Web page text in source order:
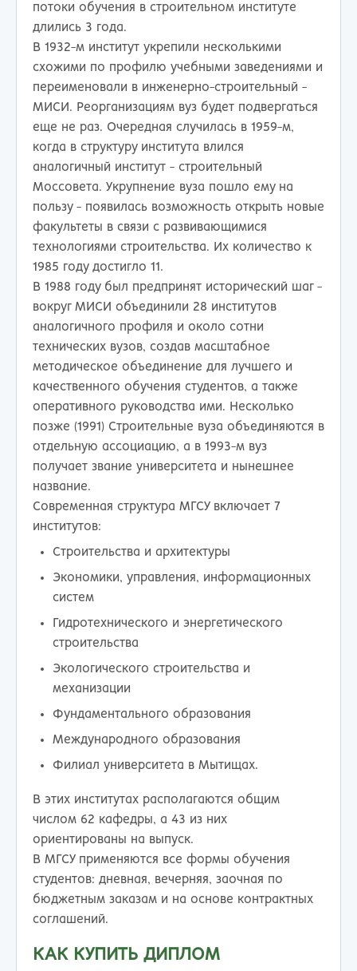
потоки обучения в строительном институте
длились 3 года.
В 1932-м институт укрепили несколькими
схожими по профилю учебными заведениями и
переименовали в инженерно-строительный -
МИСИ. Реорганизациям вуз будет подвергаться
еще не раз. Очередная случилась в 1959-м,
когда в структуру института влился
аналогичный институт - строительный
Моссовета. Укрупнение вуза пошло ему на
пользу - появилась возможность открыть новые
факультеты в связи с развивающимися
технологиями строительства. Их количество к
1985 году достигло 11.
В 1988 году был предпринят исторический шаг -
вокруг МИСИ объединили 28 институтов
аналогичного профиля и около сотни
технических вузов, создав масштабное
методическое объединение для лучшего и
качественного обучения студентов, а также
оперативного руководства ими. Несколько
позже (1991) Строительные вуза объединяются в
отдельную ассоциацию, а в 1993-м вуз
получает звание университета и нынешнее
название.
Современная структура МГСУ включает 7
институтов:
Строительства и архитектуры
Экономики, управления, информационных
систем
Гидротехнического и энергетического
строительства
Экологического строительства и
механизации
Фундаментального образования
Международного образования
Филиал университета в Мытищах.
В этих институтах располагаются общим
числом 62 кафедры, а 43 из них
ориентированы на выпуск.
В МГСУ применяются все формы обучения
студентов: дневная, вечерняя, заочная по
бюджетным заказам и на основе контрактных
соглашений.
КАК КУПИТЬ ДИПЛОМ